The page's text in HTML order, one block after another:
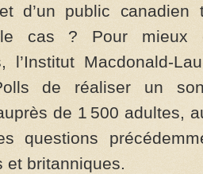
d’un public
cas ? Pour mieux
l’Institut Macdonald-
de réaliser un
de 1 500 adultes,
questions
et britanniques.